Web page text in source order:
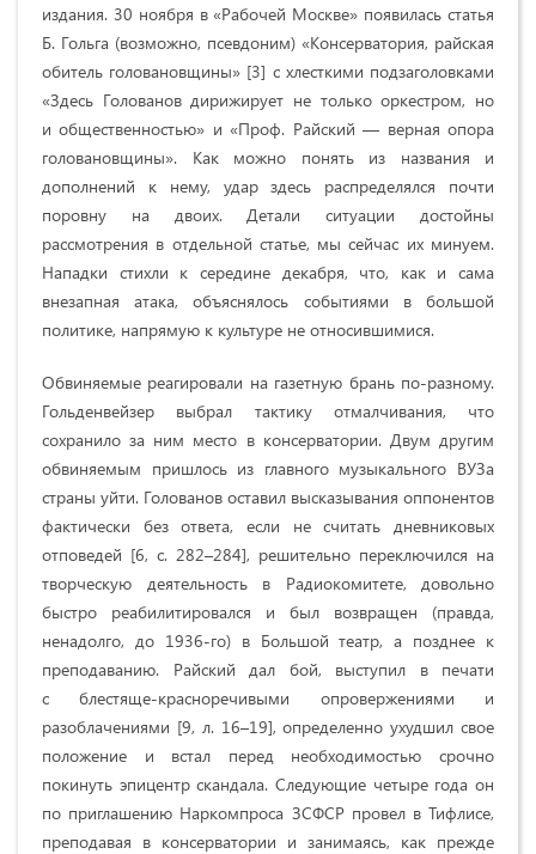
издания. 30 ноября в «Рабочей Москве» появилась статья
Б. Гольга (возможно, псевдоним) «Консерватория, райская
обитель головановщины» [3] с хлесткими подзаголовками
«Здесь Голованов дирижирует не только оркестром, но
и общественностью» и «Проф. Райский — верная опора
головановщины». Как можно понять из названия и
дополнений к нему, удар здесь распределялся почти
поровну на двоих. Детали ситуации достойны
рассмотрения в отдельной статье, мы сейчас их минуем.
Нападки стихли к середине декабря, что, как и сама
внезапная атака, объяснялось событиями в большой
политике, напрямую к культуре не относившимися.
Обвиняемые реагировали на газетную брань по-разному.
Гольденвейзер выбрал тактику отмалчивания, что
сохранило за ним место в консерватории. Двум другим
обвиняемым пришлось из главного музыкального ВУЗа
страны уйти. Голованов оставил высказывания оппонентов
фактически без ответа, если не считать дневниковых
отповедей [6, с. 282–284], решительно переключился на
творческую деятельность в Радиокомитете, довольно
быстро реабилитировался и был возвращен (правда,
ненадолго, до 1936-го) в Большой театр, а позднее к
преподаванию. Райский дал бой, выступил в печати
с блестяще-красноречивыми опровержениями и
разоблачениями [9, л. 16–19], определенно ухудшил свое
положение и встал перед необходимостью срочно
покинуть эпицентр скандала. Следующие четыре года он
по приглашению Наркомпроса ЗСФСР провел в Тифлисе,
преподавая в консерватории и занимаясь, как прежде